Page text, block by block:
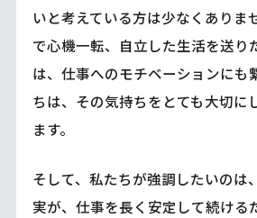
いと考えている方は少なくありま
で心機一転、自立した生活を送り
は、仕事へのモチベーションにも
ちは、その気持ちをとても大切に
ます。
そして、私たちが強調したいのは
実が、仕事を長く安定して続ける